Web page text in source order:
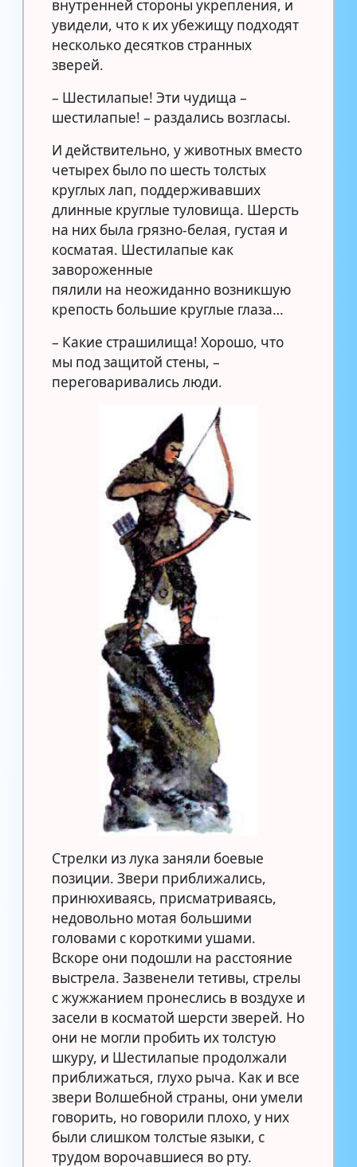
внутренней стороны укрепления, и
увидели, что к их убежищу подходят
несколько десятков странных
зверей.
– Шестилапые! Эти чудища –
шестилапые! – раздались возгласы.
И действительно, у животных вместо
четырех было по шесть толстых
круглых лап, поддерживавших
длинные круглые туловища. Шерсть
на них была грязно-белая, густая и
косматая. Шестилапые как
завороженные
пялили на неожиданно возникшую
крепость большие круглые глаза…
– Какие страшилища! Хорошо, что
мы под защитой стены, –
переговаривались люди.
Стрелки из лука заняли боевые
позиции. Звери приближались,
принюхиваясь, присматриваясь,
недовольно мотая большими
головами с короткими ушами.
Вскоре они подошли на расстояние
выстрела. Зазвенели тетивы, стрелы
с жужжанием пронеслись в воздухе и
засели в косматой шерсти зверей. Но
они не могли пробить их толстую
шкуру, и Шестилапые продолжали
приближаться, глухо рыча. Как и все
звери Волшебной страны, они умели
говорить, но говорили плохо, у них
были слишком толстые языки, с
трудом ворочавшиеся во рту.